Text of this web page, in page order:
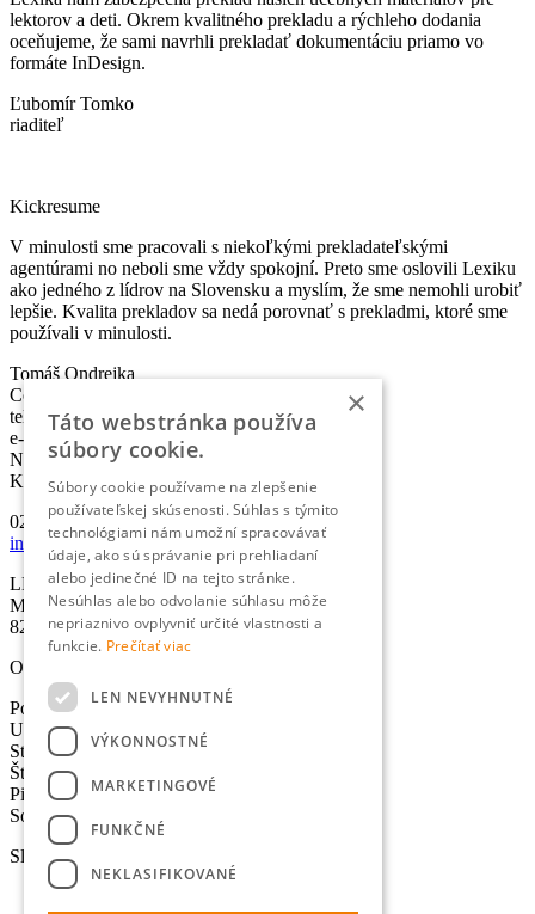
lektorov a deti. Okrem kvalitného prekladu a rýchleho dodania
oceňujeme, že sami navrhli prekladať dokumentáciu priamo vo
formáte InDesign.
Ľubomír Tomko
riaditeľ
Kickresume
V minulosti sme pracovali s niekoľkými prekladateľskými
agentúrami no neboli sme vždy spokojní. Preto sme oslovili Lexiku
ako jedného z lídrov na Slovensku a myslím, že sme nemohli urobiť
lepšie. Kvalita prekladov sa nedá porovnať s prekladmi, ktoré sme
používali v minulosti.
Tomáš Ondrejka
Co-founder & Head of Marketing
telefón: +421 2 5010 6700
e-mail:
info@lexika.sk
Nájdete nás:
Kontakty
02/501 067 00
info@lexika.sk
LEXIKA s.r.o.
Miletičova 21
821 09 Bratislava
Otváracie hodiny
Pondelok: 8:30-17:00 hod.
Utorok: 8:30-17:00 hod.
Streda: 8:30-17:00 hod.
Štvrtok: 8:30-17:00 hod.
Piatok: 8:30-17:00 hod.
Sobota - Nedeľa: Zatvorené
Služby
×
Táto webstránka používa
súbory cookie.
Súbory cookie používame na zlepšenie
používateľskej skúsenosti. Súhlas s týmito
technológiami nám umožní spracovávať
údaje, ako sú správanie pri prehliadaní
alebo jedinečné ID na tejto stránke.
Nesúhlas alebo odvolanie súhlasu môže
nepriaznivo ovplyvniť určité vlastnosti a
funkcie. Prečítať viac
LEN NEVYHNUTNÉ
VÝKONNOSTNÉ
MARKETINGOVÉ
FUNKČNÉ
NEKLASIFIKOVANÉ